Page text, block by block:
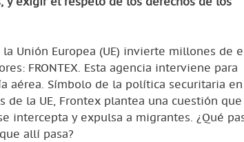
Unión Europea (UE) invierte millones de
FRONTEX. Esta agencia interviene para
aérea. Símbolo de la política securitaria en
de la UE, Frontex plantea una cuestión que
intercepta y expulsa a migrantes. ¿Qué
allí pasa?